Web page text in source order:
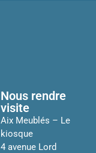
Nous rendre
visite
Aix Meublés – Le
kiosque
4 avenue Lord